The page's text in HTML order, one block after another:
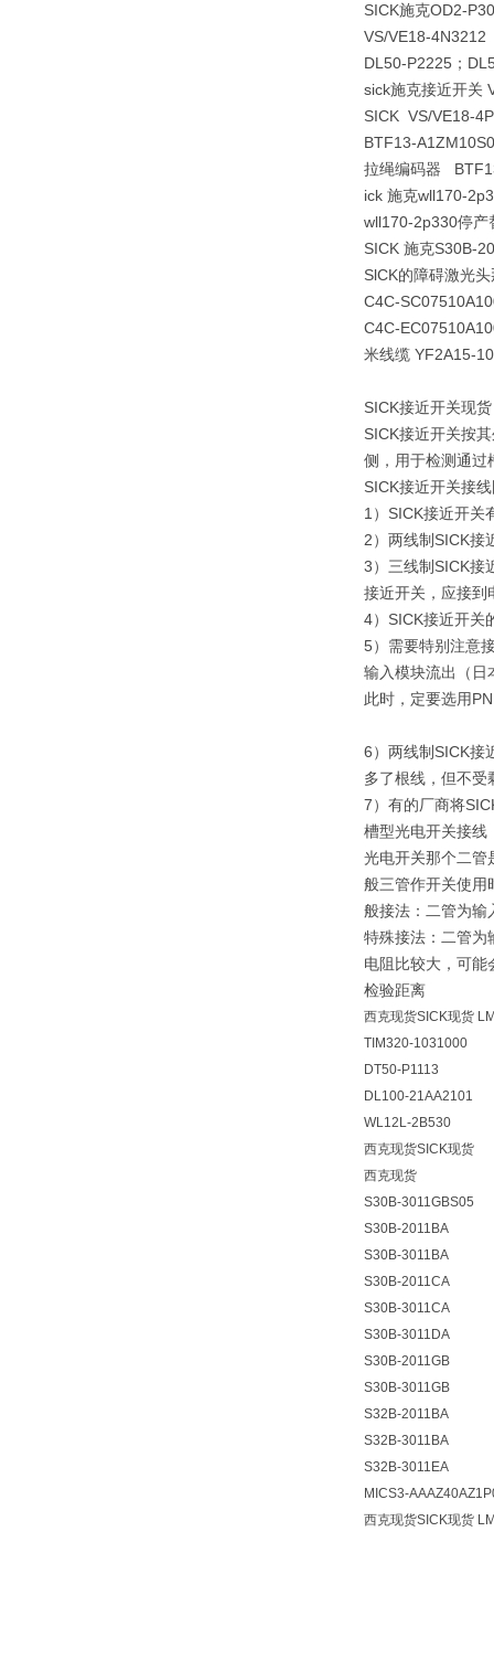
SICK施克OD2-
VS/VE18-
DL50-P2225；
sick施克接近开关
SICK VS/VE18-
BTF13-
拉绳编码器
ick 施克wll170-
wll170-2p330停产
SICK 施克S30B-
SlCK的障碍激光
C4C-
C4C-
米线缆 YF2A15-
SICK接近开关现货
SICK接近开关按
侧，用于检测通过
SICK接近开关接
1）SICK接近开关
2）两线制SICK接
3）三线制SICK接
接近开关，应接到
4）SICK接近开关
5）需要特别注意
输入模块流出（日
此时，定要选用
6）两线制SICK接
多了根线，但不受
7）有的厂商将
槽型光电开关接线
光电开关那个二管
般三管作开关使用
般接法：二管为输
特殊接法：二管为
电阻比较大，可能
检验距离
西克现货SICK现货
TIM320-1031000
DT50-P1113
DL100-21AA2101
WL12L-2B530
西克现货SICK现货
西克现货
S30B-3011GBS05
S30B-2011BA
S30B-3011BA
S30B-2011CA
S30B-3011CA
S30B-3011DA
S30B-2011GB
S30B-3011GB
S32B-2011BA
S32B-3011BA
S32B-3011EA
MICS3-
西克现货SICK现货